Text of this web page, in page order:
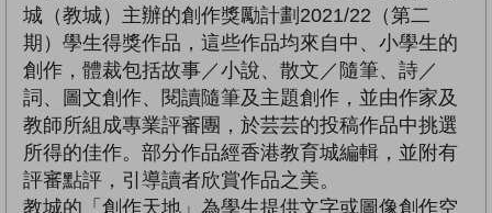
城（教城）主辦的創作獎勵計劃2021/22（第二
期）學生得獎作品，這些作品均來自中、小學生的
創作，體裁包括故事／小說、散文／隨筆、詩／
詞、圖文創作、閱讀隨筆及主題創作，並由作家及
教師所組成專業評審團，於芸芸的投稿作品中挑選
所得的佳作。部分作品經香港教育城編輯，並附有
評審點評，引導讀者欣賞作品之美。
教城的「創作天地」為學生提供文字或圖像創作空